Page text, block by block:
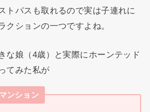
トパスも取れるので実は子連れに
クションの一つですよね。
な娘（4歳）と実際にホーンテッド
てみた私が
ンション